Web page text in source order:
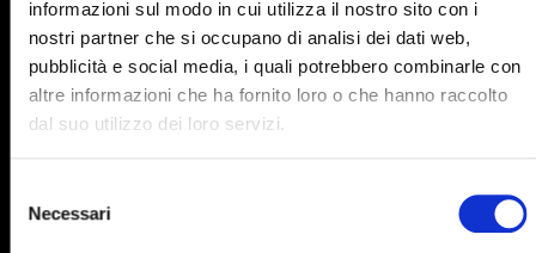
informazioni sul modo in cui utilizza il nostro sito con i
nostri partner che si occupano di analisi dei dati web,
pubblicità e social media, i quali potrebbero combinarle con
altre informazioni che ha fornito loro o che hanno raccolto
dal suo utilizzo dei loro servizi.
delNecessari
900
901 902 903
904
905
906 907
915